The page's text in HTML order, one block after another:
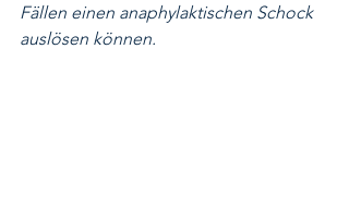
Fällen einen anaphylaktischen Schock
auslösen können.